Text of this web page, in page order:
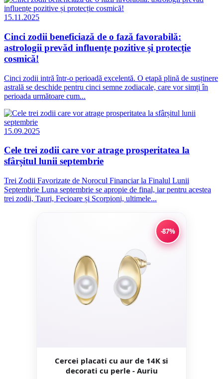
15.11.2025
Cinci zodii beneficiază de o fază favorabilă:
astrologii prevăd influențe pozitive și protecție
cosmică!
Cinci zodii intră într-o perioadă excelentă. O etapă plină de susținere
astrală se deschide pentru cinci semne zodiacale, care vor simți în
perioada următoare cum...
15.09.2025
Cele trei zodii care vor atrage prosperitatea la
sfârșitul lunii septembrie
Trei Zodii Favorizate de Norocul Financiar la Finalul Lunii
Septembrie Luna septembrie se apropie de final, iar pentru acestea
trei zodii, Tauri, Fecioare și Scorpioni, ultimele...
-87%
Cercei placati cu aur de 14K si
decorati cu perle - Auriu